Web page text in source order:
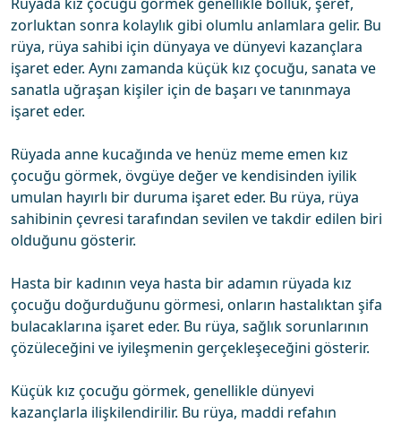
zorluktan sonra kolaylık gibi olumlu anlamlara gelir. Bu
rüya, rüya sahibi için dünyaya ve dünyevi kazançlara
işaret eder. Aynı zamanda küçük kız çocuğu, sanata ve
sanatla uğraşan kişiler için de başarı ve tanınmaya
işaret eder.
Rüyada anne kucağında ve henüz meme emen kız
çocuğu görmek, övgüye değer ve kendisinden iyilik
umulan hayırlı bir duruma işaret eder. Bu rüya, rüya
sahibinin çevresi tarafından sevilen ve takdir edilen biri
olduğunu gösterir.
Hasta bir kadının veya hasta bir adamın rüyada kız
çocuğu doğurduğunu görmesi, onların hastalıktan şifa
bulacaklarına işaret eder. Bu rüya, sağlık sorunlarının
çözüleceğini ve iyileşmenin gerçekleşeceğini gösterir.
Küçük kız çocuğu görmek, genellikle dünyevi
kazançlarla ilişkilendirilir. Bu rüya, maddi refahın